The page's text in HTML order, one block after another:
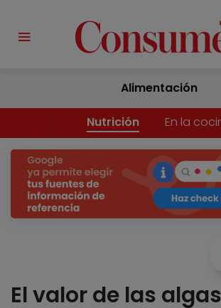
Alimentación
Nutrición En la
El valor de las